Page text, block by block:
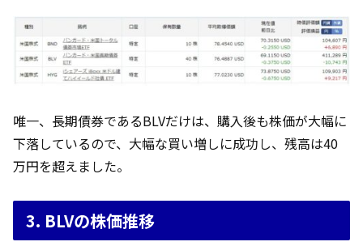
唯一、長期債券であるBLVだけは、購入後も株価が大幅に
下落しているので、大幅な買い増しに成功し、残高は40
万円を超えました。
3. BLVの株価推移